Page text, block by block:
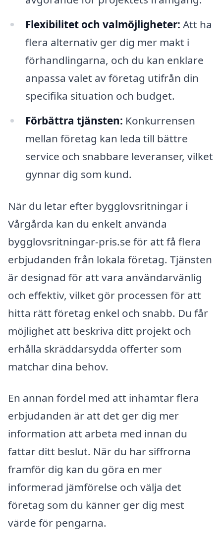
Flexibilitet och valmöjligheter: Att ha
flera alternativ ger dig mer makt i
förhandlingarna, och du kan enklare
anpassa valet av företag utifrån din
specifika situation och budget.
Förbättra tjänsten: Konkurrensen
mellan företag kan leda till bättre
service och snabbare leveranser, vilket
gynnar dig som kund.
När du letar efter bygglovsritningar i
Vårgårda kan du enkelt använda
bygglovsritningar-pris.se för att få flera
erbjudanden från lokala företag. Tjänsten
är designad för att vara användarvänlig
och effektiv, vilket gör processen för att
hitta rätt företag enkel och snabb. Du får
möjlighet att beskriva ditt projekt och
erhålla skräddarsydda offerter som
matchar dina behov.
En annan fördel med att inhämtar flera
erbjudanden är att det ger dig mer
information att arbeta med innan du
fattar ditt beslut. När du har siffrorna
framför dig kan du göra en mer
informerad jämförelse och välja det
företag som du känner ger dig mest
värde för pengarna.